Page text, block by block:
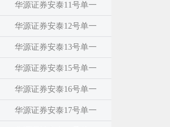
华源证券安泰11号单一
华源证券安泰12号单一
华源证券安泰13号单一
华源证券安泰15号单一
华源证券安泰16号单一
华源证券安泰17号单一